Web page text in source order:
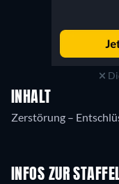
INHALT
INFOS ZUR